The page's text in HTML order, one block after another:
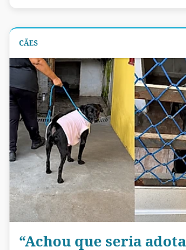
CÃES
“Achou que seria